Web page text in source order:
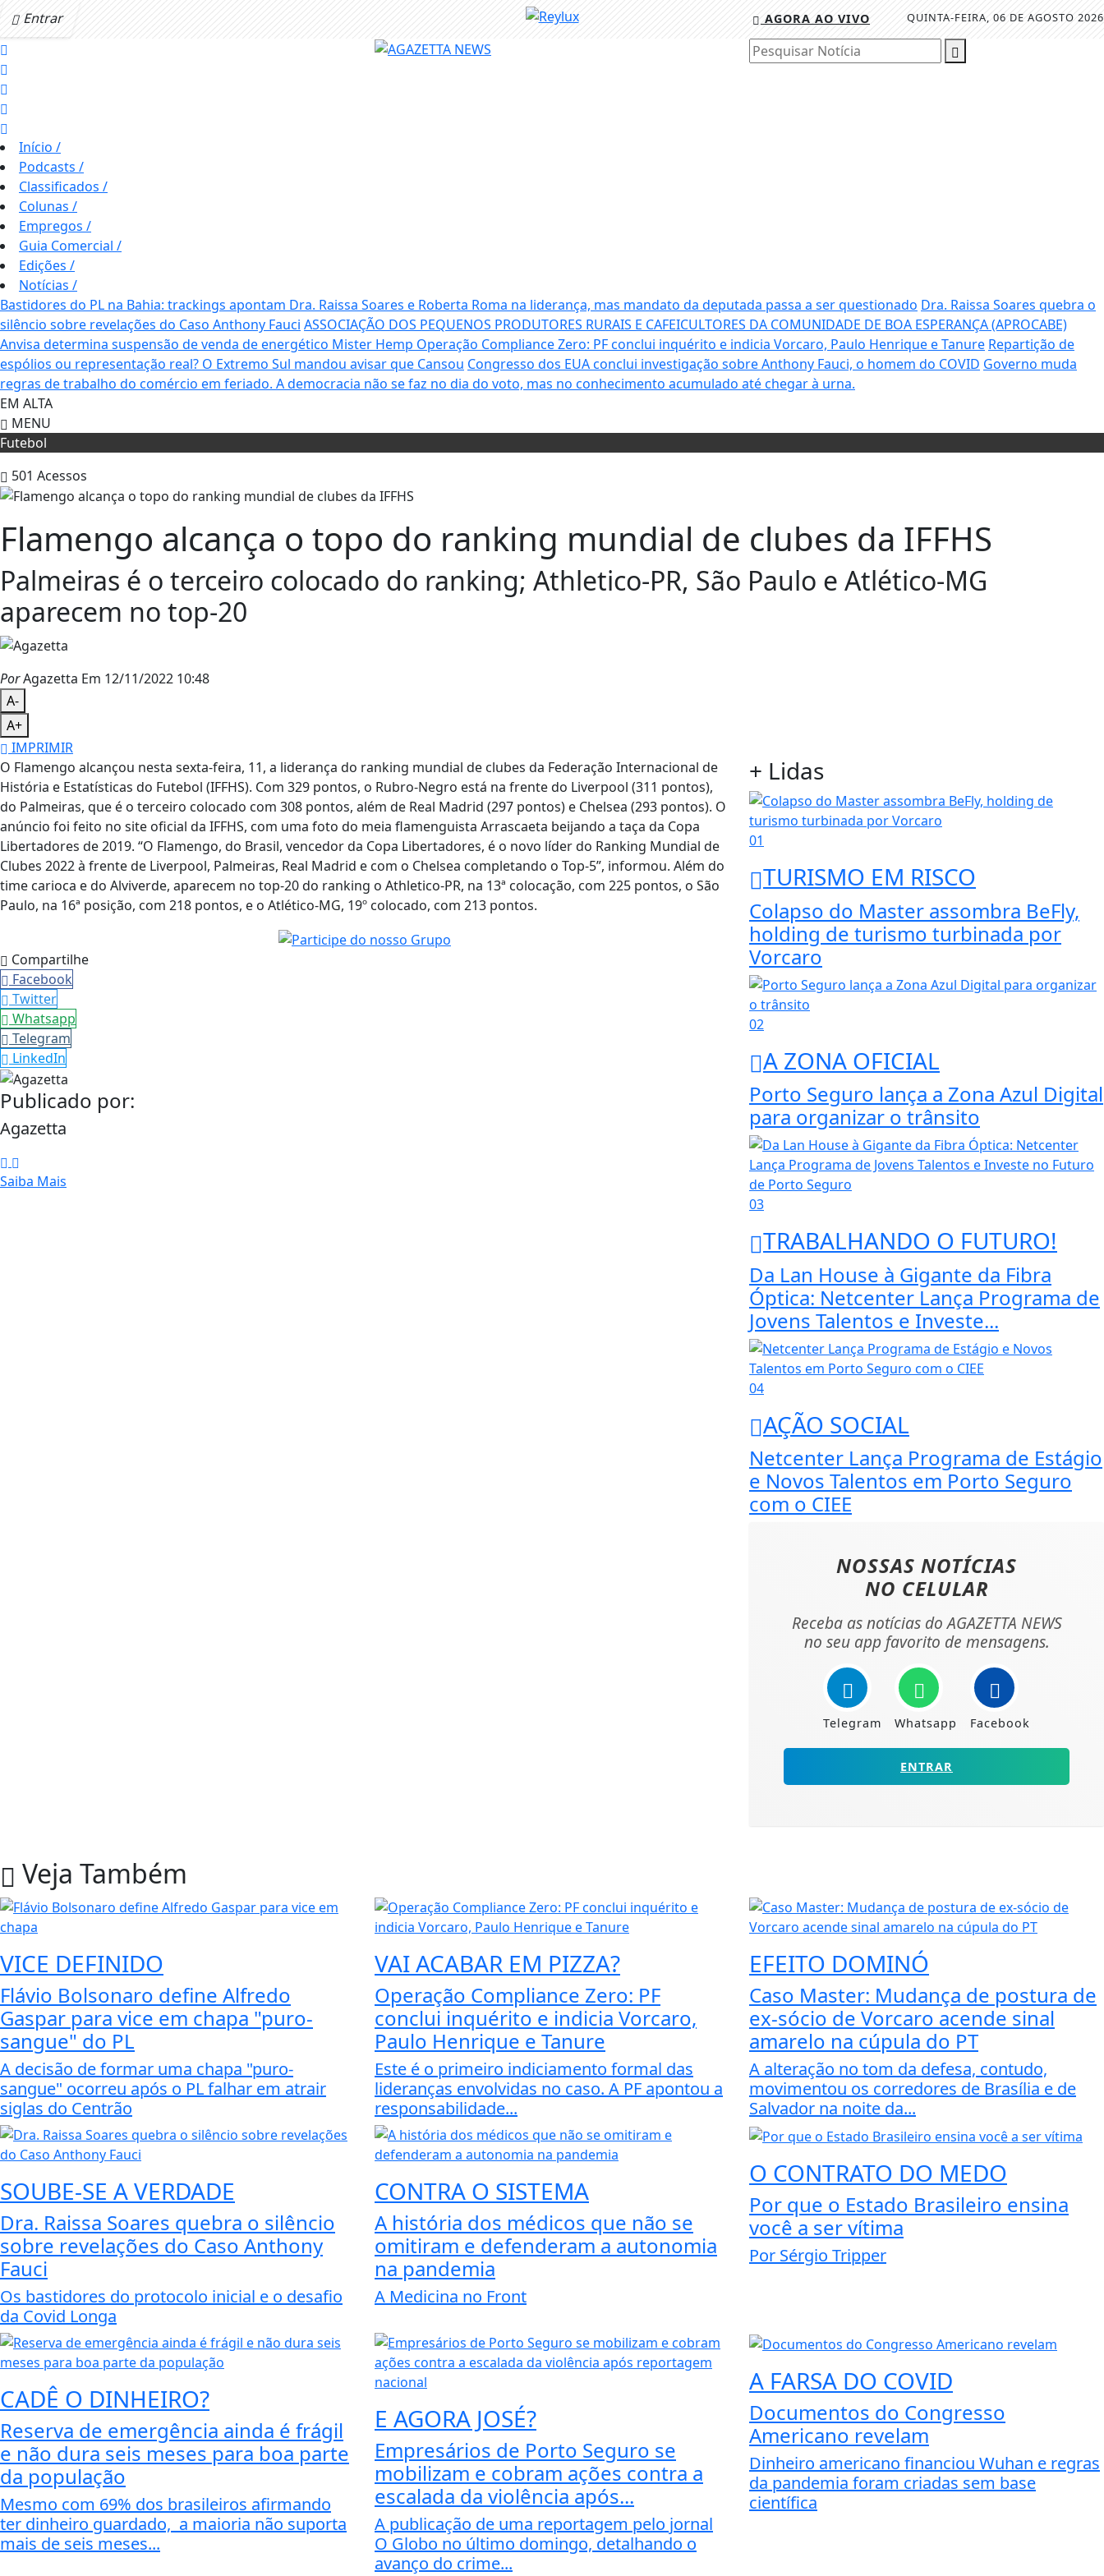
Entrar QUINTA-FEIRA, 06 DE AGOSTO 2026
AGORA AO VIVO
Pesquisar Notícia
Início /
Podcasts /
Classificados /
Colunas /
Empregos /
Guia Comercial /
Edições /
Notícias /
Bastidores do PL na Bahia: trackings apontam Dra. Raissa Soares e Roberta Roma na liderança, mas mandato da deputada passa a ser questionado Dra. Raissa Soares quebra o
silêncio sobre revelações do Caso Anthony Fauci ASSOCIAÇÃO DOS PEQUENOS PRODUTORES RURAIS E CAFEICULTORES DA COMUNIDADE DE BOA ESPERANÇA (APROCABE)
Anvisa determina suspensão de venda de energético Mister Hemp Operação Compliance Zero: PF conclui inquérito e indicia Vorcaro, Paulo Henrique e Tanure Repartição de
espólios ou representação real? O Extremo Sul mandou avisar que Cansou Congresso dos EUA conclui investigação sobre Anthony Fauci, o homem do COVID Governo muda
regras de trabalho do comércio em feriado. A democracia não se faz no dia do voto, mas no conhecimento acumulado até chegar à urna.
EM ALTA
MENU
Futebol
501 Acessos
Flamengo alcança o topo do ranking mundial de clubes da IFFHS
Palmeiras é o terceiro colocado do ranking; Athletico-PR, São Paulo e Atlético-MG
aparecem no top-20
PorAgazetta Em 12/11/2022 10:48
A-
A+
IMPRIMIR
O Flamengo alcançou nesta sexta-feira, 11, a liderança do ranking mundial de clubes da Federação Internacional de
História e Estatísticas do Futebol (IFFHS). Com 329 pontos, o Rubro-Negro está na frente do Liverpool (311 pontos),
do Palmeiras, que é o terceiro colocado com 308 pontos, além de Real Madrid (297 pontos) e Chelsea (293 pontos). O
anúncio foi feito no site oficial da IFFHS, com uma foto do meia flamenguista Arrascaeta beijando a taça da Copa
Libertadores de 2019. “O Flamengo, do Brasil, vencedor da Copa Libertadores, é o novo líder do Ranking Mundial de
Clubes 2022 à frente de Liverpool, Palmeiras, Real Madrid e com o Chelsea completando o Top-5”, informou. Além do
time carioca e do Alviverde, aparecem no top-20 do ranking o Athletico-PR, na 13ª colocação, com 225 pontos, o São
Paulo, na 16ª posição, com 218 pontos, e o Atlético-MG, 19º colocado, com 213 pontos.
Compartilhe
Facebook
Twitter
Whatsapp
Telegram
LinkedIn
Publicado por:
Agazetta
Saiba Mais
+ Lidas
01
TURISMO EM RISCO
Colapso do Master assombra BeFly,
holding de turismo turbinada por
Vorcaro
02
A ZONA OFICIAL
Porto Seguro lança a Zona Azul Digital
para organizar o trânsito
03
TRABALHANDO O FUTURO!
Da Lan House à Gigante da Fibra
Óptica: Netcenter Lança Programa de
Jovens Talentos e Investe...
04
AÇÃO SOCIAL
Netcenter Lança Programa de Estágio
e Novos Talentos em Porto Seguro
com o CIEE
NOSSAS NOTÍCIAS
NO CELULAR
Receba as notícias do AGAZETTA NEWS
no seu app favorito de mensagens.
Telegram Whatsapp Facebook
ENTRAR
Veja Também
VICE DEFINIDO
Flávio Bolsonaro define Alfredo
Gaspar para vice em chapa "puro-
sangue" do PL
A decisão de formar uma chapa "puro-
sangue" ocorreu após o PL falhar em atrair
siglas do Centrão
VAI ACABAR EM PIZZA?
Operação Compliance Zero: PF
conclui inquérito e indicia Vorcaro,
Paulo Henrique e Tanure
Este é o primeiro indiciamento formal das
lideranças envolvidas no caso. A PF apontou a
responsabilidade...
EFEITO DOMINÓ
Caso Master: Mudança de postura de
ex-sócio de Vorcaro acende sinal
amarelo na cúpula do PT
A alteração no tom da defesa, contudo,
movimentou os corredores de Brasília e de
Salvador na noite da...
SOUBE-SE A VERDADE
Dra. Raissa Soares quebra o silêncio
sobre revelações do Caso Anthony
Fauci
Os bastidores do protocolo inicial e o desafio
da Covid Longa
CONTRA O SISTEMA
A história dos médicos que não se
omitiram e defenderam a autonomia
na pandemia
A Medicina no Front
O CONTRATO DO MEDO
Por que o Estado Brasileiro ensina
você a ser vítima
Por Sérgio Tripper
CADÊ O DINHEIRO?
Reserva de emergência ainda é frágil
e não dura seis meses para boa parte
da população
Mesmo com 69% dos brasileiros afirmando
ter dinheiro guardado, a maioria não suporta
mais de seis meses...
E AGORA JOSÉ?
Empresários de Porto Seguro se
mobilizam e cobram ações contra a
escalada da violência após...
A publicação de uma reportagem pelo jornal
O Globo no último domingo, detalhando o
avanço do crime...
A FARSA DO COVID
Documentos do Congresso
Americano revelam
Dinheiro americano financiou Wuhan e regras
da pandemia foram criadas sem base
científica